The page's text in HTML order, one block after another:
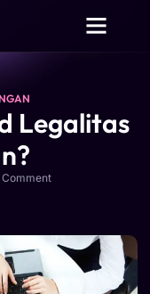
Legalitas
Comment